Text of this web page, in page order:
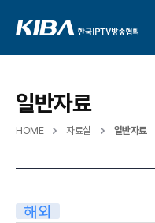
일반자료
HOME 자료실 일반자료
해외